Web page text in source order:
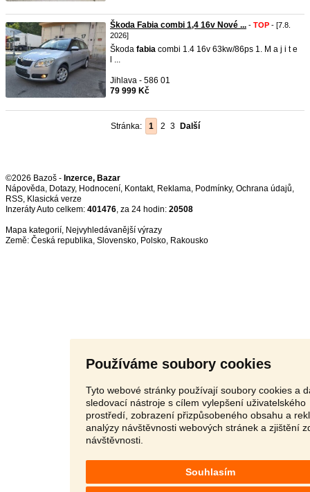
Používáme soubory cookies
Tyto webové stránky používají soubory cookies a
sledovací nástroje s cílem vylepšení uživatelského
prostředí, zobrazení přizpůsobeného obsahu a
analýzy návštěvnosti webových stránek a zjištění
návštěvnosti.
Souhlasím
Škoda Fabia combi 1,4 16v Nové ... - TOP - [7.8.
2026]
Škoda fabia combi 1.4 16v 63kw/86ps 1. M a j i t e
l ...
Jihlava - 586 01
79 999 Kč
Stránka: 1 2 3 Další
©2026 Bazoš - Inzerce, Bazar
Nápověda, Dotazy, Hodnocení, Kontakt, Reklama, Podmínky, Ochrana údajů,
RSS,
Inzeráty Auto celkem: 401476, za 24 hodin: 20508
Mapa kategorií, Nejvyhledávanější výrazy
Země: Česká republika, Slovensko, Polsko, Rakousko